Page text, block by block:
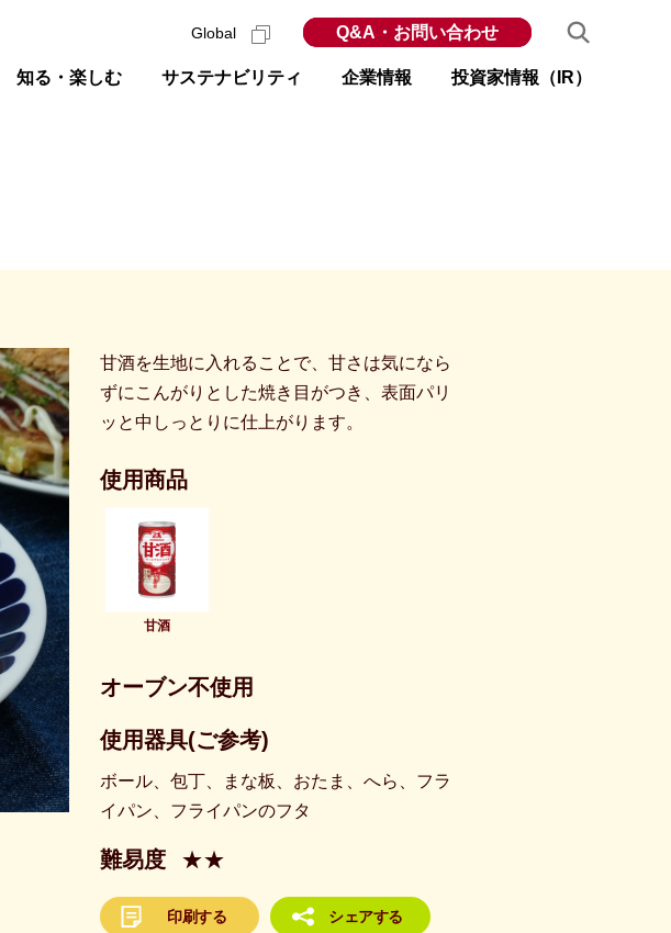
知る・楽しむ サステナビリティ 企業情報 投資家情報（IR）
Global Q&A・お問い合わせ
甘酒を生地に入れることで、甘さは気になら
ずにこんがりとした焼き目がつき、表面パリ
ッと中しっとりに仕上がります。
使用商品
甘酒
オーブン不使用
使用器具(ご参考)
ボール、包丁、まな板、おたま、へら、フラ
イパン、フライパンのフタ
難易度 ★★
印刷する シェアする